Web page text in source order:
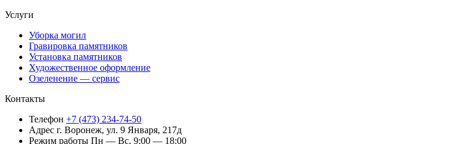
Услуги
Уборка могил
Гравировка памятников
Установка памятников
Художественное оформление
Озеленение — сервис
Контакты
Телефон +7 (473) 234-74-50
Адрес г. Воронеж, ул. 9 Января, 217д
Режим работы Пн — Вс, 9:00 — 18:00